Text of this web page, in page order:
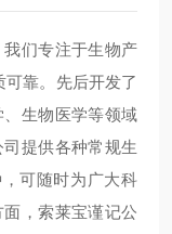
们专注于生物产
靠。先后开发了
生物医学等领域
提供各种常规生
可随时为广大科
，索莱宝谨记公